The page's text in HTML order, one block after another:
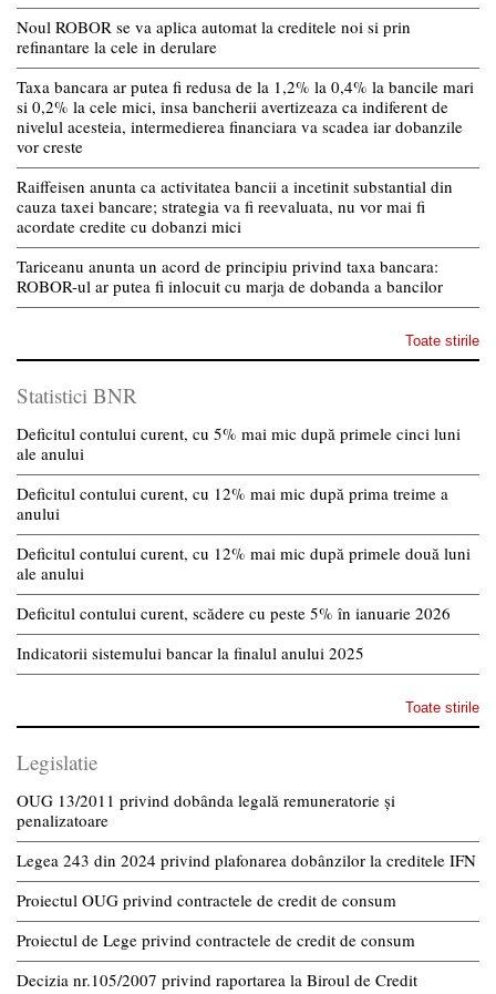
Noul ROBOR se va aplica automat la creditele noi si prin
refinantare la cele in derulare
Taxa bancara ar putea fi redusa de la 1,2% la 0,4% la bancile mari
si 0,2% la cele mici, insa bancherii avertizeaza ca indiferent de
nivelul acesteia, intermedierea financiara va scadea iar dobanzile
vor creste
Raiffeisen anunta ca activitatea bancii a incetinit substantial din
cauza taxei bancare; strategia va fi reevaluata, nu vor mai fi
acordate credite cu dobanzi mici
Tariceanu anunta un acord de principiu privind taxa bancara:
ROBOR-ul ar putea fi inlocuit cu marja de dobanda a bancilor
Toate stirile
Statistici BNR
Deficitul contului curent, cu 5% mai mic după primele cinci luni
ale anului
Deficitul contului curent, cu 12% mai mic după prima treime a
anului
Deficitul contului curent, cu 12% mai mic după primele două luni
ale anului
Deficitul contului curent, scădere cu peste 5% în ianuarie 2026
Indicatorii sistemului bancar la finalul anului 2025
Toate stirile
Legislatie
OUG 13/2011 privind dobânda legală remuneratorie și
penalizatoare
Legea 243 din 2024 privind plafonarea dobânzilor la creditele IFN
Proiectul OUG privind contractele de credit de consum
Proiectul de Lege privind contractele de credit de consum
Decizia nr.105/2007 privind raportarea la Biroul de Credit